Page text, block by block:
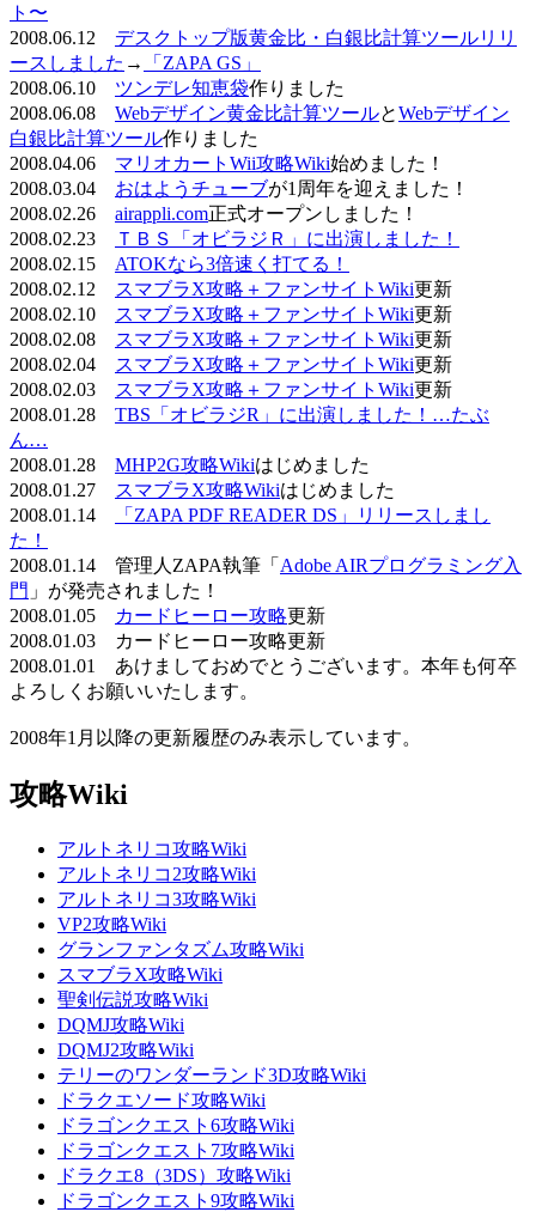
ト〜
2008.06.12 デスクトップ版黄金比・白銀比計算ツールリリ
ースしました →
「ZAPA GS」
2008.06.10 ツンデレ知恵袋作りました
2008.06.08 Webデザイン黄金比計算ツールとWebデザイン
白銀比計算ツール作りました
2008.04.06 マリオカートWii攻略Wiki始めました！
2008.03.04 おはようチューブが1周年を迎えました！
2008.02.26 airappli.com正式オープンしました！
2008.02.23
ＴＢＳ「オビラジＲ」に出演しました！
2008.02.15 ATOKなら3倍速く打てる！
2008.02.12
スマブラX攻略＋ファンサイトWiki更新
2008.02.10
スマブラX攻略＋ファンサイトWiki更新
2008.02.08
スマブラX攻略＋ファンサイトWiki更新
2008.02.04
スマブラX攻略＋ファンサイトWiki更新
2008.02.03
スマブラX攻略＋ファンサイトWiki更新
2008.01.28 TBS「オビラジR」に出演しました！…たぶ
ん…
2008.01.28 MHP2G攻略Wikiはじめました
2008.01.27
スマブラX攻略Wikiはじめました
2008.01.14
「ZAPA PDF READER DS」リリースしまし
た！
2008.01.14 管理人ZAPA執筆「 Adobe AIRプログラミング入
門 」が発売されました！
2008.01.05
カードヒーロー攻略更新
2008.01.03 カードヒーロー攻略更新
2008.01.01 あけましておめでとうございます。本年も何卒
よろしくお願いいたします。
2008年1月以降の更新履歴のみ表示しています。
攻略Wiki
アルトネリコ攻略Wiki
アルトネリコ2攻略Wiki
アルトネリコ3攻略Wiki
VP2攻略Wiki
グランファンタズム攻略Wiki
スマブラX攻略Wiki
聖剣伝説攻略Wiki
DQMJ攻略Wiki
DQMJ2攻略Wiki
テリーのワンダーランド3D攻略Wiki
ドラクエソード攻略Wiki
ドラゴンクエスト6攻略Wiki
ドラゴンクエスト7攻略Wiki
ドラクエ8（3DS）攻略Wiki
ドラゴンクエスト9攻略Wiki